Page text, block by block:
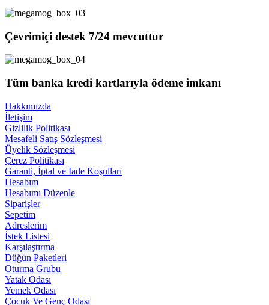
Çevrimiçi destek 7/24 mevcuttur
Tüm banka kredi kartlarıyla ödeme imkanı
Hakkımızda
İletişim
Gizlilik Politikası
Mesafeli Satış Sözleşmesi
Üyelik Sözleşmesi
Çerez Politikası
Garanti, İptal ve İade Koşulları
Hesabım
Hesabımı Düzenle
Siparişler
Sepetim
Adreslerim
İstek Listesi
Karşılaştırma
Düğün Paketleri
Oturma Grubu
Yatak Odası
Yemek Odası
Çocuk Ve Genç Odası